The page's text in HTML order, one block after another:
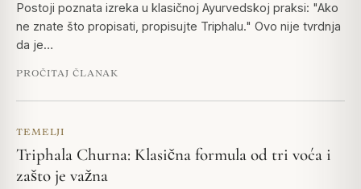
Postoji poznata izreka u klasičnoj Ayurvedskoj praksi: "Ako
ne znate što propisati, propisujte Triphalu." Ovo nije tvrdnja
da je…
PROČITAJ ČLANAK
TEMELJI
Triphala Churna: Klasična formula od tri voća i
zašto je važna